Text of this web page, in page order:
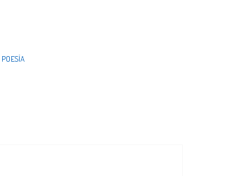
POESÍA